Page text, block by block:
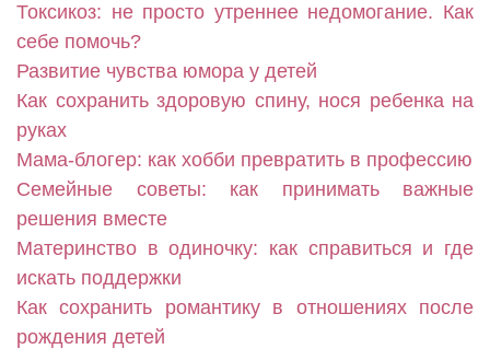
Токсикоз: не просто утреннее недомогание. Как
себе помочь?
Развитие чувства юмора у детей
Как сохранить здоровую спину, нося ребенка на
руках
Мама-блогер: как хобби превратить в профессию
Семейные советы: как принимать важные
решения вместе
Материнство в одиночку: как справиться и где
искать поддержки
Как сохранить романтику в отношениях после
рождения детей